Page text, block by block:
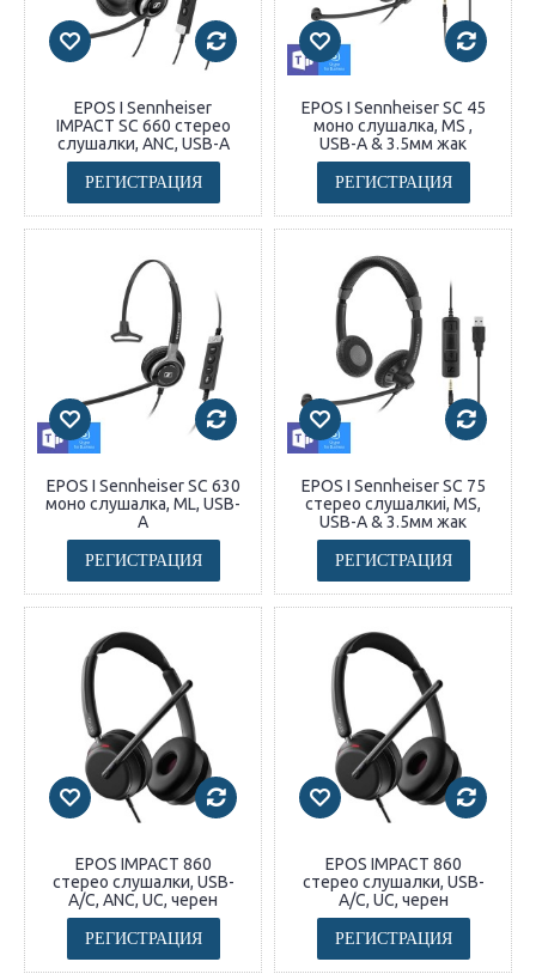
EPOS I Sennheiser
IMPACT SC 660 стерео
слушалки, ANC, USB-A
РЕГИСТРАЦИЯ
EPOS I Sennheiser SC 45
моно слушалка, MS ,
USB-A & 3.5мм жак
РЕГИСТРАЦИЯ
EPOS I Sennheiser SC 630
моно слушалка, ML, USB-
A
РЕГИСТРАЦИЯ
EPOS I Sennheiser SC 75
стерео слушалкиi, MS,
USB-A & 3.5мм жак
РЕГИСТРАЦИЯ
EPOS IMPACT 860
стерео слушалки, USB-
A/C, ANC, UC, черен
РЕГИСТРАЦИЯ
EPOS IMPACT 860
стерео слушалки, USB-
A/C, UC, черен
РЕГИСТРАЦИЯ